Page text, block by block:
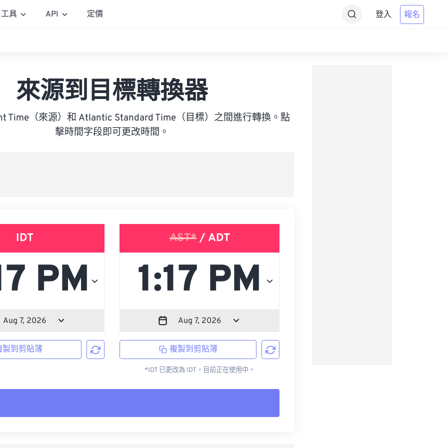
工具 API 定價 登入 報名
來源到目標轉換器
Time（來源）和 Atlantic Standard Time（目標）之間進行轉換。點
擊時間字段即可更改時間。
IDT
製到剪貼簿
AST*/ ADT
複製到剪貼簿
*IDT 已更改為 IDT，目前正在使用中。